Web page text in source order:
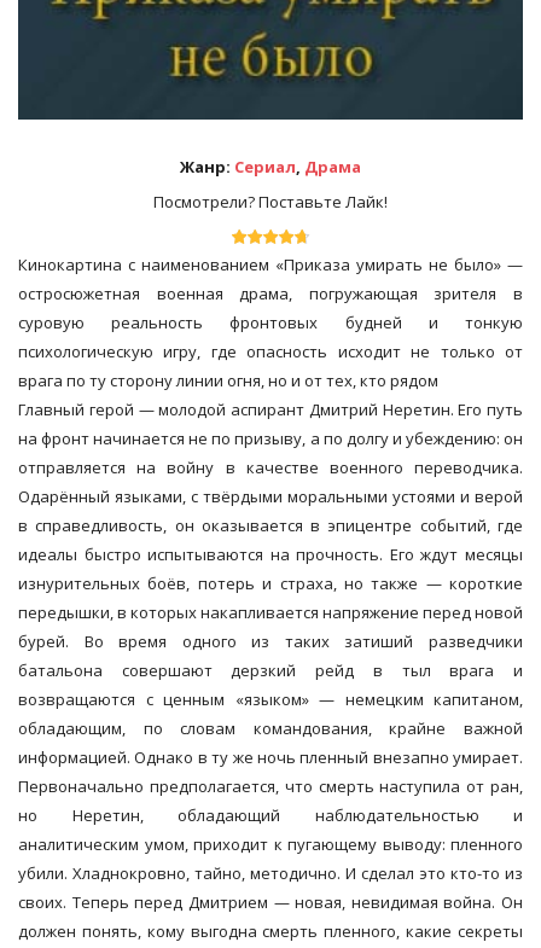
Жанр: Сериал, Драма
Посмотрели? Поставьте Лайк!
Кинокартина с наименованием «Приказа умирать не было» —
остросюжетная военная драма, погружающая зрителя в
суровую реальность фронтовых будней и тонкую
психологическую игру, где опасность исходит не только от
врага по ту сторону линии огня, но и от тех, кто рядом
Главный герой — молодой аспирант Дмитрий Неретин. Его путь
на фронт начинается не по призыву, а по долгу и убеждению: он
отправляется на войну в качестве военного переводчика.
Одарённый языками, с твёрдыми моральными устоями и верой
в справедливость, он оказывается в эпицентре событий, где
идеалы быстро испытываются на прочность. Его ждут месяцы
изнурительных боёв, потерь и страха, но также — короткие
передышки, в которых накапливается напряжение перед новой
бурей. Во время одного из таких затиший разведчики
батальона совершают дерзкий рейд в тыл врага и
возвращаются с ценным «языком» — немецким капитаном,
обладающим, по словам командования, крайне важной
информацией. Однако в ту же ночь пленный внезапно умирает.
Первоначально предполагается, что смерть наступила от ран,
но Неретин, обладающий наблюдательностью и
аналитическим умом, приходит к пугающему выводу: пленного
убили. Хладнокровно, тайно, методично. И сделал это кто-то из
своих. Теперь перед Дмитрием — новая, невидимая война. Он
должен понять, кому выгодна смерть пленного, какие секреты